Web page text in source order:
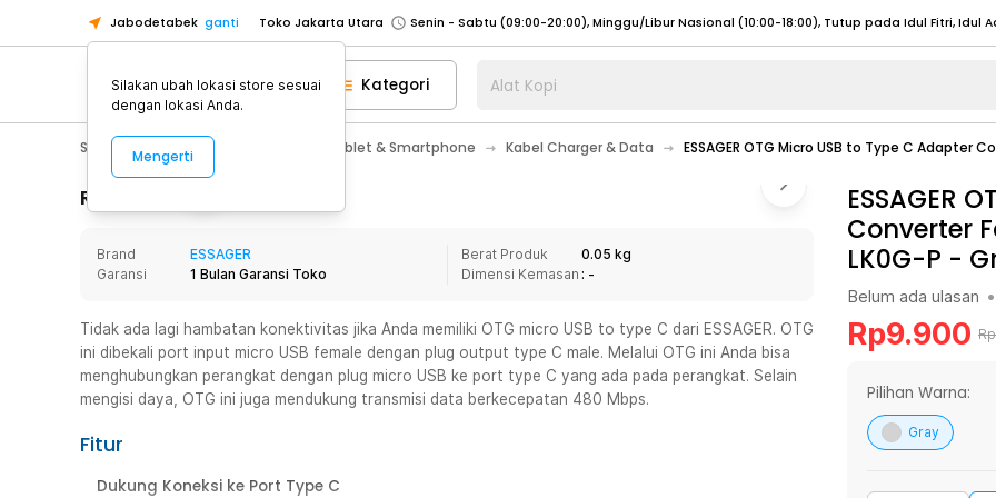
Jabodetabek ganti Toko Jakarta Utara
Toko Tangerang
Toko Cikupa
Pick n Go Jakarta Barat
Senin - Jumat (07:00 - 20:00), Sabtu - Minggu (08:00 - 20:00), Tutup pada Idul Fitri
Pick n Go Bekasi
Senin - Jumat (08:00 - 20:00), Sabtu - Minggu/ Libur Nasional (08:00 - 17:00) Selengkapnya
Senin - Jumat (08:00 - 20:00), Sabtu - Minggu/ Libur Nasional (08:00 - 17:00) Selengkapnya
Senin - Sabtu (09:00-20:00), Minggu/Libur Nasional (12:00-20:00), Tutup pada Idul Fitri
Senin - Sabtu (09:00-20:00), Minggu/Libur Nasional (12:00-20:00), Tutup pada Idul Fitri
Toko Tangerang
Toko Cikupa
Pick n Go Jakarta Barat
Senin - Jumat (07:00 - 20:00), Sabtu - Minggu (08:00 - 20:00), Tutup pada Idul Fitri
Senin - Jumat (08:00 - 20:00), Sabtu - Minggu/ Libur Nasional (08:00 - 17:00) Selengkapnya
Kategori Alat Kopi
Smartphone & Tablet Aksesoris Tablet & Smartphone Kabel Charger & Data ESSAGER OTG Micro USB to Type C Adapter
Rincian Produk
Brand
ESSAGER
Garansi
1 Bulan Garansi Toko
Berat Produk
0.05 kg
Dimensi Kemasan : -
Tidak ada lagi hambatan konektivitas jika Anda memiliki OTG micro USB to type C dari ESSAGER. OTG
ini dibekali port input micro USB female dengan plug output type C male. Melalui OTG ini Anda bisa
menghubungkan perangkat dengan plug micro USB ke port type C yang ada pada perangkat. Selain
mengisi daya, OTG ini juga mendukung transmisi data berkecepatan 480 Mbps.
Fitur
Dukung Koneksi ke Port Type C
ESSAGER
Converter
LK0G-P -
Belum ada ulasan •
Rp9.900 Rp
Pilihan Warna:
Gray
Silakan ubah lokasi store sesuai
dengan lokasi Anda.
Mengerti